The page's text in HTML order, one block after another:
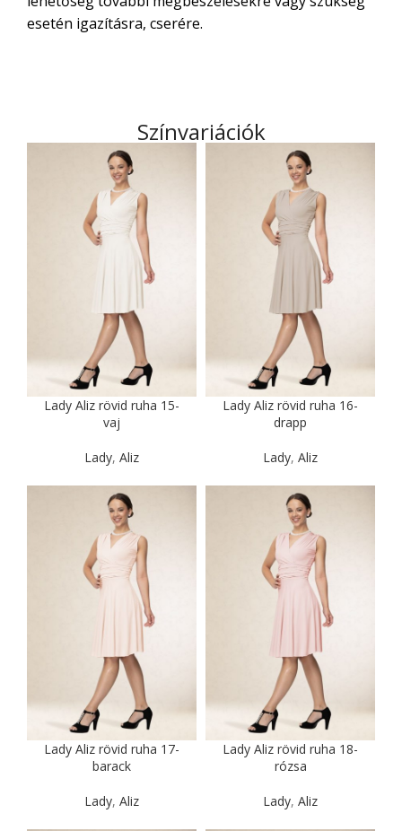
esetén igazításra, cserére.
Színvariációk
Lady Aliz rövid ruha 15-
vaj
Lady, Aliz
Lady Aliz rövid ruha 16-
drapp
Lady, Aliz
Lady Aliz rövid ruha 17-
barack
Lady, Aliz
Lady Aliz rövid ruha 18-
rózsa
Lady, Aliz